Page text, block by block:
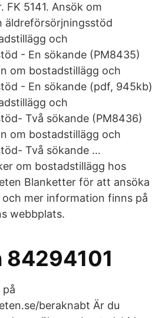
FK 5141. Ansök om
äldreförsörjningsstöd
och
- En sökande (PM8435)
om bostadstillägg och
- En sökande (pdf, 945kb)
och
Två sökande (PM8436)
om bostadstillägg och
Två sökande …
om bostadstillägg hos
Blanketter för att ansöka
mer information finns på
webbplats.
84294101
på
beraknabt Är du